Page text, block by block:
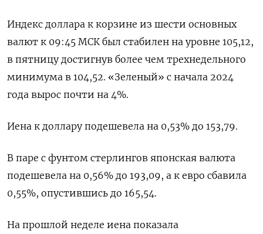
Индекс доллара к корзине из шести основных
валют к 09:45 МСК был стабилен на уровне 105,12​,
в пятницу достигнув более чем трехнедельного
минимума в 104,52. «Зеленый» с начала 2024
года вырос почти на 4%.
Иена к доллару подешевела на 0,53%​ до 153,79.
В паре с фунтом стерлингов японская валюта
подешевела на 0,56% до 193,09, а к евро сбавила
0,55%, опустившись до 165,54.
На прошлой неделе иена показала